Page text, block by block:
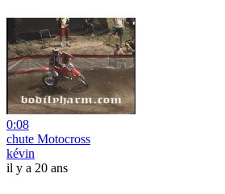
0:08
chute Motocross
kévin
il y a 20 ans